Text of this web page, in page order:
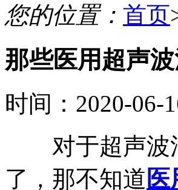
您的位置： 首页
那些医用超声
时间：2020-
对于超声波清
了，那不知道